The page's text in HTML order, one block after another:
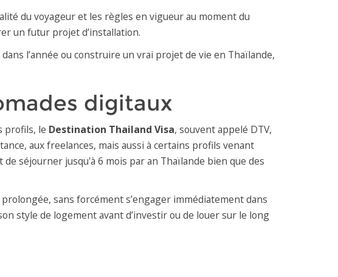
du voyageur et les règles en vigueur au moment du
un futur projet d’installation.
l’année ou construire un vrai projet de vie en Thaïlande,
digitaux
profils, le Destination Thailand Visa, souvent appelé DTV,
aux freelances, mais aussi à certains profils venant
séjourner jusqu'à 6 mois par an Thaïlande bien que des
sans forcément s’engager immédiatement dans
style de logement avant d’investir ou de louer sur le long